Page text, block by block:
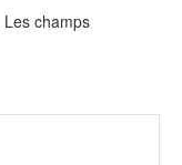
Les champs